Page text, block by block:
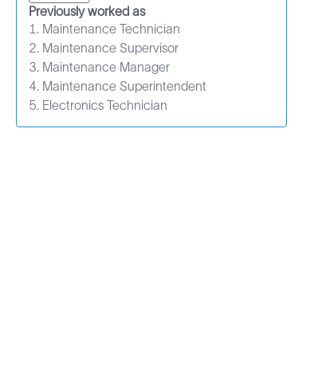
Previously worked as
1. Maintenance Technician
2. Maintenance Supervisor
3. Maintenance Manager
4. Maintenance Superintendent
5. Electronics Technician